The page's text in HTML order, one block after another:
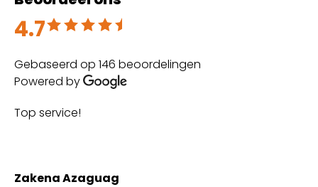
4.7
Beoordeeld met 4.7 uit 5
Gebaseerd op 146 beoordelingen
Powered by
Top service!
Zakena Azaguag